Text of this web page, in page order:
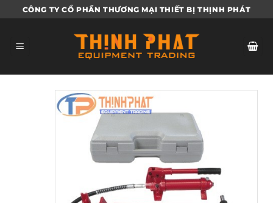
qua
dung
CÔNG TY CỔ PHẦN THƯƠNG MẠI THIẾT BỊ THỊNH PHÁT